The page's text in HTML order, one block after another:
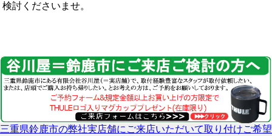
検討くださいませ。
三重県鈴鹿市の弊社実店舗にご来店いただいて取り付けご希望